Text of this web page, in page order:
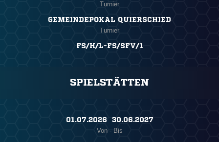
Turnier
GEMEINDEPOKAL QUIERSCHIED
Turnier
FS/H/L-FS/SFV/1
SPIELSTÄTTEN
01.07.2026 ​ 30.06.2027
Von - Bis